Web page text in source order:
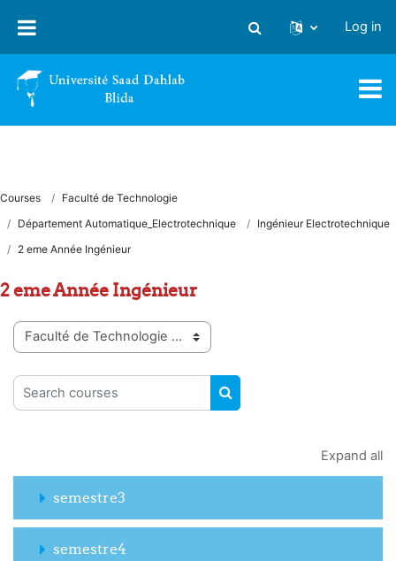
Toggle search input
Log in
Courses
Faculté de Technologie
Département Automatique_Electrotechnique
Ingénieur Electrotechnique
2 eme Année Ingénieur
2 eme Année Ingénieur
Course categories
Search courses
SEARCH COURSES
Expand all
semestre3
semestre4